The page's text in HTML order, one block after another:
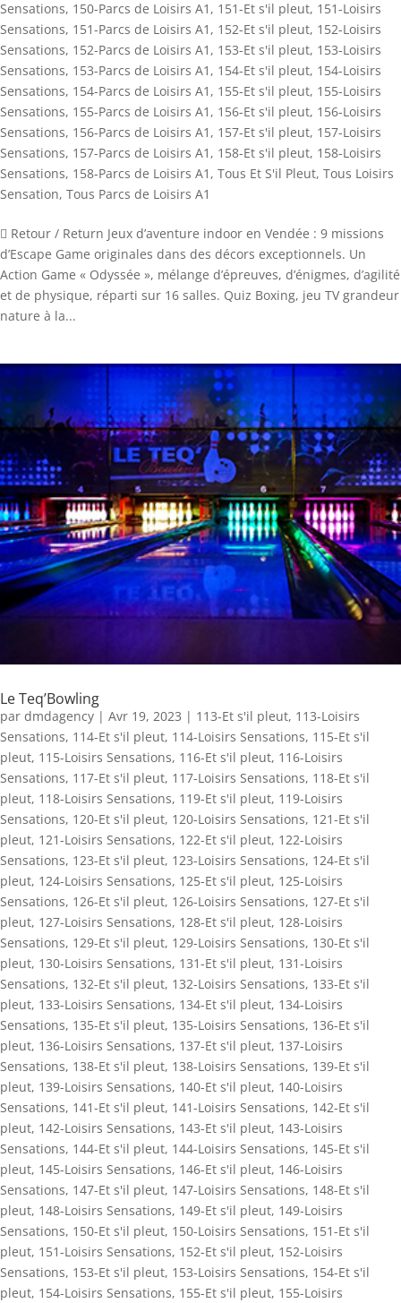
Sensations, 150-Parcs de Loisirs A1 , 151-Et s'il pleut, 151-Loisirs
Sensations, 151-Parcs de Loisirs A1 , 152-Et s'il pleut, 152-Loisirs
Sensations, 152-Parcs de Loisirs A1 , 153-Et s'il pleut, 153-Loisirs
Sensations, 153-Parcs de Loisirs A1 , 154-Et s'il pleut, 154-Loisirs
Sensations, 154-Parcs de Loisirs A1 , 155-Et s'il pleut, 155-Loisirs
Sensations, 155-Parcs de Loisirs A1 , 156-Et s'il pleut, 156-Loisirs
Sensations, 156-Parcs de Loisirs A1 , 157-Et s'il pleut, 157-Loisirs
Sensations, 157-Parcs de Loisirs A1 , 158-Et s'il pleut, 158-Loisirs
Sensations, 158-Parcs de Loisirs A1 , Tous Et S'il Pleut, Tous Loisirs
Sensation, Tous Parcs de Loisirs A1
 Retour / Return Jeux d’aventure indoor en Vendée : 9 missions
d’Escape Game originales dans des décors exceptionnels. Un
Action Game « Odyssée », mélange d’épreuves, d’énigmes, d’agilité
et de physique, réparti sur 16 salles. Quiz Boxing, jeu TV grandeur
nature à la...
Le Teq’Bowling
par dmdagency | Avr 19, 2023 | 113-Et s'il pleut, 113-Loisirs
Sensations, 114-Et s'il pleut, 114-Loisirs Sensations, 115-Et s'il
pleut, 115-Loisirs Sensations, 116-Et s'il pleut, 116-Loisirs
Sensations, 117-Et s'il pleut, 117-Loisirs Sensations, 118-Et s'il
pleut, 118-Loisirs Sensations, 119-Et s'il pleut, 119-Loisirs
Sensations, 120-Et s'il pleut, 120-Loisirs Sensations, 121-Et s'il
pleut, 121-Loisirs Sensations, 122-Et s'il pleut, 122-Loisirs
Sensations, 123-Et s'il pleut, 123-Loisirs Sensations, 124-Et s'il
pleut, 124-Loisirs Sensations, 125-Et s'il pleut, 125-Loisirs
Sensations, 126-Et s'il pleut, 126-Loisirs Sensations, 127-Et s'il
pleut, 127-Loisirs Sensations, 128-Et s'il pleut, 128-Loisirs
Sensations, 129-Et s'il pleut, 129-Loisirs Sensations, 130-Et s'il
pleut, 130-Loisirs Sensations, 131-Et s'il pleut, 131-Loisirs
Sensations, 132-Et s'il pleut, 132-Loisirs Sensations, 133-Et s'il
pleut, 133-Loisirs Sensations, 134-Et s'il pleut, 134-Loisirs
Sensations, 135-Et s'il pleut, 135-Loisirs Sensations, 136-Et s'il
pleut, 136-Loisirs Sensations, 137-Et s'il pleut, 137-Loisirs
Sensations, 138-Et s'il pleut, 138-Loisirs Sensations, 139-Et s'il
pleut, 139-Loisirs Sensations, 140-Et s'il pleut, 140-Loisirs
Sensations, 141-Et s'il pleut, 141-Loisirs Sensations, 142-Et s'il
pleut, 142-Loisirs Sensations, 143-Et s'il pleut, 143-Loisirs
Sensations, 144-Et s'il pleut, 144-Loisirs Sensations, 145-Et s'il
pleut, 145-Loisirs Sensations, 146-Et s'il pleut, 146-Loisirs
Sensations, 147-Et s'il pleut, 147-Loisirs Sensations, 148-Et s'il
pleut, 148-Loisirs Sensations, 149-Et s'il pleut, 149-Loisirs
Sensations, 150-Et s'il pleut, 150-Loisirs Sensations, 151-Et s'il
pleut, 151-Loisirs Sensations, 152-Et s'il pleut, 152-Loisirs
Sensations, 153-Et s'il pleut, 153-Loisirs Sensations, 154-Et s'il
pleut, 154-Loisirs Sensations, 155-Et s'il pleut, 155-Loisirs